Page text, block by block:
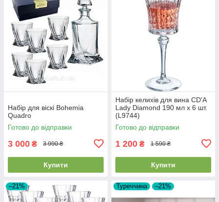
Набір для віскі Bohemia
Quadro
Готово до відправки
3 000 ₴ 3 990 ₴
Купити
Набір келихів для вина CD'A
Lady Diamond 190 мл x 6 шт.
(L9744)
Готово до відправки
1 200 ₴ 1 590 ₴
Купити
–21% Туреччина –21%